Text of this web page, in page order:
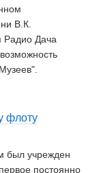
В.К.
Радио Дача
флоту
был учрежден
постоянно